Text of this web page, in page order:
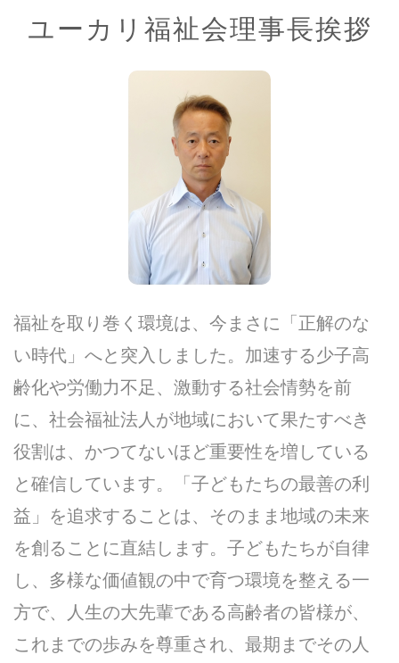
ユーカリ福祉会理事長挨拶
福祉を取り巻く環境は、今まさに「正解のな
い時代」へと突入しました。加速する少子高
齢化や労働力不足、激動する社会情勢を前
に、社会福祉法人が地域において果たすべき
役割は、かつてないほど重要性を増している
と確信しています。「子どもたちの最善の利
益」を追求することは、そのまま地域の未来
を創ることに直結します。子どもたちが自律
し、多様な価値観の中で育つ環境を整える一
方で、人生の大先輩である高齢者の皆様が、
これまでの歩みを尊重され、最期までその人